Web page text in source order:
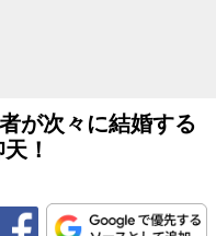
が次々に結婚する
！